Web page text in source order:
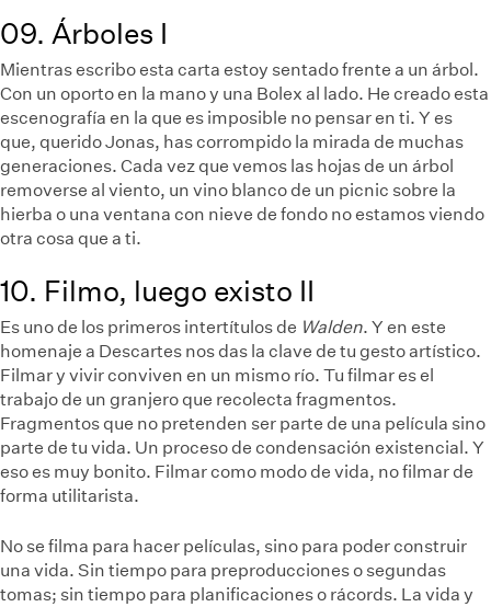
09. Árboles I
Mientras escribo esta carta estoy sentado frente a un árbol.
Con un oporto en la mano y una Bolex al lado. He creado esta
escenografía en la que es imposible no pensar en ti. Y es
que, querido Jonas, has corrompido la mirada de muchas
generaciones. Cada vez que vemos las hojas de un árbol
removerse al viento, un vino blanco de un picnic sobre la
hierba o una ventana con nieve de fondo no estamos viendo
otra cosa que a ti.
10. Filmo, luego existo II
Es uno de los primeros intertítulos de Walden. Y en este
homenaje a Descartes nos das la clave de tu gesto artístico.
Filmar y vivir conviven en un mismo río. Tu filmar es el
trabajo de un granjero que recolecta fragmentos.
Fragmentos que no pretenden ser parte de una película sino
parte de tu vida. Un proceso de condensación existencial. Y
eso es muy bonito. Filmar como modo de vida, no filmar de
forma utilitarista.
No se filma para hacer películas, sino para poder construir
una vida. Sin tiempo para preproducciones o segundas
tomas; sin tiempo para planificaciones o rácords. La vida y